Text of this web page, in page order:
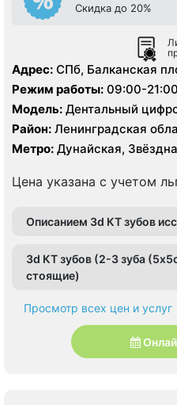
Cкидка до 20%
Адрес: СПб, Балканская
Режим работы: 09:00-21:00
Модель: Дентальный
Район: Ленинградская
Фрунзенский
Метро: Дунайская,
Цена указана с учетом
Описанием 3d КТ зубов
3d КТ зубов (2-3 зуба
стоящие)
Просмотр всех цен и услуг